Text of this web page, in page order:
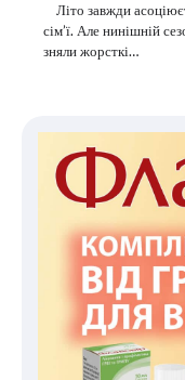
Літо завжди
сім’ї. Але нинішній
зняли жорсткі…